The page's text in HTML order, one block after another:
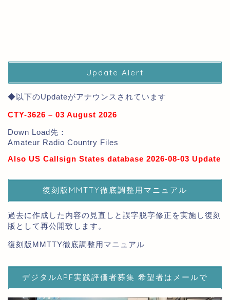
Update Alert
◆以下のUpdateがアナウンスされています
CTY-3626 – 03 August 2026
Down Load先：
Amateur Radio Country Files
Also US Callsign States database 2026-08-03 Update
復刻版MMTTY徹底調整用マニュアル
過去に作成した内容の見直しと誤字脱字修正を実施し復刻
版として再公開致します。
復刻版MMTTY徹底調整用マニュアル
デジタルAPF実践評価者募集 希望者はメールで